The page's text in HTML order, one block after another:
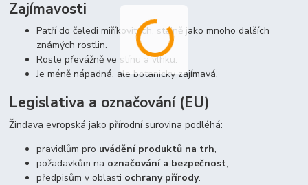
Zajímavosti
Patří do čeledi miříkovitých, stejně jako mnoho dalších
známých rostlin.
Roste převážně ve stínu a vlhku.
Je méně nápadná, ale botanicky zajímavá.
Legislativa a označování (EU)
Žindava evropská jako přírodní surovina podléhá:
pravidlům pro uvádění produktů na trh,
požadavkům na označování a bezpečnost,
předpisům v oblasti ochrany přírody.